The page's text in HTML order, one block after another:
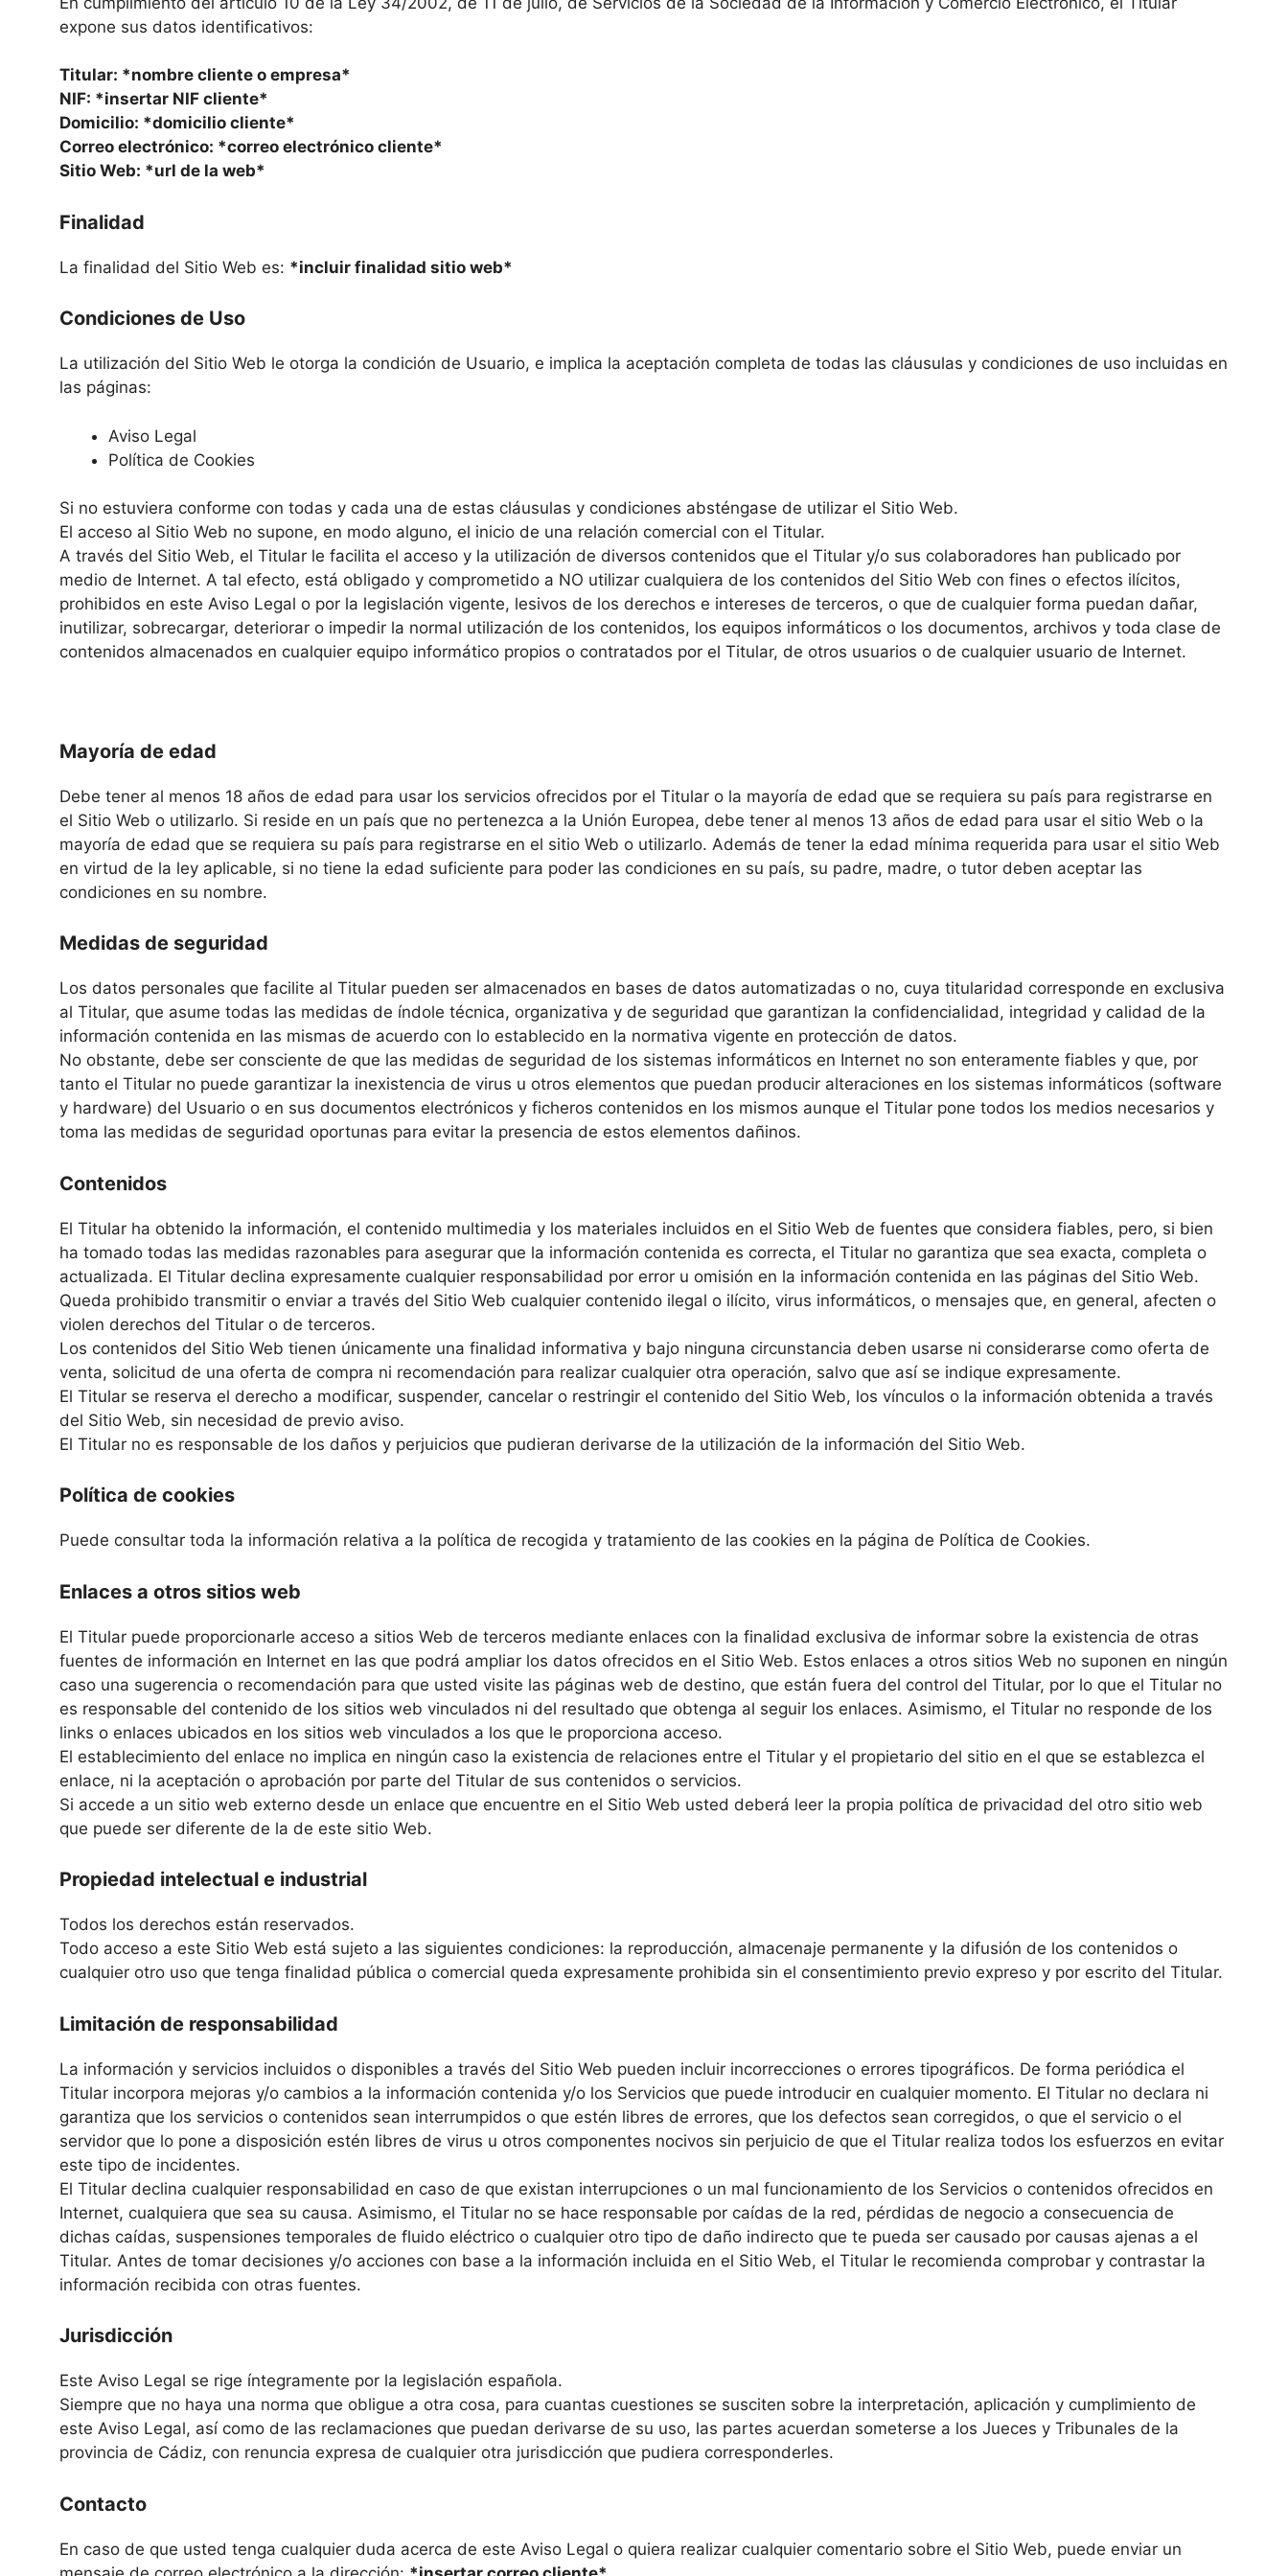
expone sus datos identificativos:
Titular: *nombre cliente o empresa*
NIF: *insertar NIF cliente*
Domicilio: *domicilio cliente*
Correo electrónico: *correo electrónico cliente*
Sitio Web: *url de la web*
Finalidad
La finalidad del Sitio Web es: *incluir finalidad sitio web*
Condiciones de Uso
La utilización del Sitio Web le otorga la condición de Usuario, e implica la aceptación completa de todas las cláusulas y condiciones de uso incluidas en
las páginas:
Aviso Legal
Política de Cookies
Si no estuviera conforme con todas y cada una de estas cláusulas y condiciones absténgase de utilizar el Sitio Web.
El acceso al Sitio Web no supone, en modo alguno, el inicio de una relación comercial con el Titular.
A través del Sitio Web, el Titular le facilita el acceso y la utilización de diversos contenidos que el Titular y/o sus colaboradores han publicado por
medio de Internet. A tal efecto, está obligado y comprometido a NO utilizar cualquiera de los contenidos del Sitio Web con fines o efectos ilícitos,
prohibidos en este Aviso Legal o por la legislación vigente, lesivos de los derechos e intereses de terceros, o que de cualquier forma puedan dañar,
inutilizar, sobrecargar, deteriorar o impedir la normal utilización de los contenidos, los equipos informáticos o los documentos, archivos y toda clase de
contenidos almacenados en cualquier equipo informático propios o contratados por el Titular, de otros usuarios o de cualquier usuario de Internet.
Mayoría de edad
Debe tener al menos 18 años de edad para usar los servicios ofrecidos por el Titular o la mayoría de edad que se requiera su país para registrarse en
el Sitio Web o utilizarlo. Si reside en un país que no pertenezca a la Unión Europea, debe tener al menos 13 años de edad para usar el sitio Web o la
mayoría de edad que se requiera su país para registrarse en el sitio Web o utilizarlo. Además de tener la edad mínima requerida para usar el sitio Web
en virtud de la ley aplicable, si no tiene la edad suficiente para poder las condiciones en su país, su padre, madre, o tutor deben aceptar las
condiciones en su nombre.
Medidas de seguridad
Los datos personales que facilite al Titular pueden ser almacenados en bases de datos automatizadas o no, cuya titularidad corresponde en exclusiva
al Titular, que asume todas las medidas de índole técnica, organizativa y de seguridad que garantizan la confidencialidad, integridad y calidad de la
información contenida en las mismas de acuerdo con lo establecido en la normativa vigente en protección de datos.
No obstante, debe ser consciente de que las medidas de seguridad de los sistemas informáticos en Internet no son enteramente fiables y que, por
tanto el Titular no puede garantizar la inexistencia de virus u otros elementos que puedan producir alteraciones en los sistemas informáticos (software
y hardware) del Usuario o en sus documentos electrónicos y ficheros contenidos en los mismos aunque el Titular pone todos los medios necesarios y
toma las medidas de seguridad oportunas para evitar la presencia de estos elementos dañinos.
Contenidos
El Titular ha obtenido la información, el contenido multimedia y los materiales incluidos en el Sitio Web de fuentes que considera fiables, pero, si bien
ha tomado todas las medidas razonables para asegurar que la información contenida es correcta, el Titular no garantiza que sea exacta, completa o
actualizada. El Titular declina expresamente cualquier responsabilidad por error u omisión en la información contenida en las páginas del Sitio Web.
Queda prohibido transmitir o enviar a través del Sitio Web cualquier contenido ilegal o ilícito, virus informáticos, o mensajes que, en general, afecten o
violen derechos del Titular o de terceros.
Los contenidos del Sitio Web tienen únicamente una finalidad informativa y bajo ninguna circunstancia deben usarse ni considerarse como oferta de
venta, solicitud de una oferta de compra ni recomendación para realizar cualquier otra operación, salvo que así se indique expresamente.
El Titular se reserva el derecho a modificar, suspender, cancelar o restringir el contenido del Sitio Web, los vínculos o la información obtenida a través
del Sitio Web, sin necesidad de previo aviso.
El Titular no es responsable de los daños y perjuicios que pudieran derivarse de la utilización de la información del Sitio Web.
Política de cookies
Puede consultar toda la información relativa a la política de recogida y tratamiento de las cookies en la página de Política de Cookies.
Enlaces a otros sitios web
El Titular puede proporcionarle acceso a sitios Web de terceros mediante enlaces con la finalidad exclusiva de informar sobre la existencia de otras
fuentes de información en Internet en las que podrá ampliar los datos ofrecidos en el Sitio Web. Estos enlaces a otros sitios Web no suponen en ningún
caso una sugerencia o recomendación para que usted visite las páginas web de destino, que están fuera del control del Titular, por lo que el Titular no
es responsable del contenido de los sitios web vinculados ni del resultado que obtenga al seguir los enlaces. Asimismo, el Titular no responde de los
links o enlaces ubicados en los sitios web vinculados a los que le proporciona acceso.
El establecimiento del enlace no implica en ningún caso la existencia de relaciones entre el Titular y el propietario del sitio en el que se establezca el
enlace, ni la aceptación o aprobación por parte del Titular de sus contenidos o servicios.
Si accede a un sitio web externo desde un enlace que encuentre en el Sitio Web usted deberá leer la propia política de privacidad del otro sitio web
que puede ser diferente de la de este sitio Web.
Propiedad intelectual e industrial
Todos los derechos están reservados.
Todo acceso a este Sitio Web está sujeto a las siguientes condiciones: la reproducción, almacenaje permanente y la difusión de los contenidos o
cualquier otro uso que tenga finalidad pública o comercial queda expresamente prohibida sin el consentimiento previo expreso y por escrito del Titular.
Limitación de responsabilidad
La información y servicios incluidos o disponibles a través del Sitio Web pueden incluir incorrecciones o errores tipográficos. De forma periódica el
Titular incorpora mejoras y/o cambios a la información contenida y/o los Servicios que puede introducir en cualquier momento. El Titular no declara ni
garantiza que los servicios o contenidos sean interrumpidos o que estén libres de errores, que los defectos sean corregidos, o que el servicio o el
servidor que lo pone a disposición estén libres de virus u otros componentes nocivos sin perjuicio de que el Titular realiza todos los esfuerzos en evitar
este tipo de incidentes.
El Titular declina cualquier responsabilidad en caso de que existan interrupciones o un mal funcionamiento de los Servicios o contenidos ofrecidos en
Internet, cualquiera que sea su causa. Asimismo, el Titular no se hace responsable por caídas de la red, pérdidas de negocio a consecuencia de
dichas caídas, suspensiones temporales de fluido eléctrico o cualquier otro tipo de daño indirecto que te pueda ser causado por causas ajenas a el
Titular. Antes de tomar decisiones y/o acciones con base a la información incluida en el Sitio Web, el Titular le recomienda comprobar y contrastar la
información recibida con otras fuentes.
Jurisdicción
Este Aviso Legal se rige íntegramente por la legislación española.
Siempre que no haya una norma que obligue a otra cosa, para cuantas cuestiones se susciten sobre la interpretación, aplicación y cumplimiento de
este Aviso Legal, así como de las reclamaciones que puedan derivarse de su uso, las partes acuerdan someterse a los Jueces y Tribunales de la
provincia de Cádiz, con renuncia expresa de cualquier otra jurisdicción que pudiera corresponderles.
Contacto
En caso de que usted tenga cualquier duda acerca de este Aviso Legal o quiera realizar cualquier comentario sobre el Sitio Web, puede enviar un